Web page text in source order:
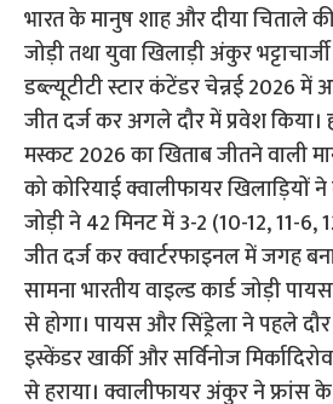
भारत के मानुष शाह और दीया चिताले
जोड़ी तथा युवा खिलाड़ी अंकुर
डब्ल्यूटीटी स्टार कंटेंडर चेन्नई 2026
जीत दर्ज कर अगले दौर में प्रवेश किया।
मस्कट 2026 का खिताब जीतने वाली
को कोरियाई क्वालीफायर खिलाड़ियों
जोड़ी ने 42 मिनट में 3-2 (10-12, 11-6,
जीत दर्ज कर क्वार्टरफाइनल में जगह
सामना भारतीय वाइल्ड कार्ड जोड़ी
से होगा। पायस और सिंड्रेला ने पहले
इस्केंडर खार्की और सर्विनोज
से हराया। क्वालीफायर अंकुर ने फ्रांस